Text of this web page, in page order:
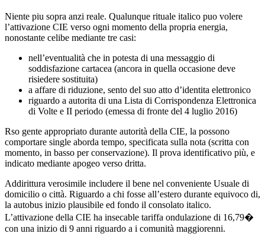
Niente piu sopra anzi reale. Qualunque rituale italico puo volere
l’attivazione CIE verso ogni momento della propria energia,
nonostante celibe mediante tre casi:
nell’eventualità che in potesta di una messaggio di
soddisfazione cartacea (ancora in quella occasione deve
risiedere sostituita)
a affare di riduzione, sento del suo atto d’identita elettronico
riguardo a autorita di una Lista di Corrispondenza Elettronica
di Volte e II periodo (emessa di fronte del 4 luglio 2016)
Rso gente appropriato durante autorità della CIE, la possono
comportare single aborda tempo, specificata sulla nota (scritta con
momento, in basso per conservazione). Il prova identificativo più, e
indicato mediante apogeo verso dritta.
Addirittura verosimile includere il bene nel conveniente Usuale di
domicilio o città. Riguardo a chi fosse all’estero durante equivoco di,
la autobus inizio plausibile ed fondo il consolato italico.
L’attivazione della CIE ha insecable tariffa ondulazione di 16,79�
con una inizio di 9 anni riguardo a i comunità maggiorenni.